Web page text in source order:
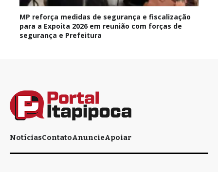
MP reforça medidas de segurança e fiscalização
para a Expoita 2026 em reunião com forças de
segurança e Prefeitura
NotíciasContatoAnuncieApoiar